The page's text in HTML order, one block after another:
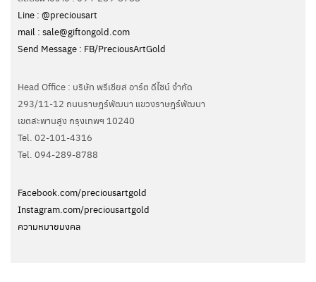
Line : @preciousart
mail : sale@giftongold.com
Send Message : FB/PreciousArtGold
Head Office : บริษัท พรีเชียส อาร์ต ดีไซน์ จำกัด
293/11-12 ถนนราษฎร์พัฒนา แขวงราษฎร์พัฒนา
เขตสะพานสูง กรุงเทพฯ 10240
Tel. 02-101-4316
Tel. ‭094-289-8788‬
Facebook.com/preciousartgold
Instagram.com/preciousartgold
ความหมายมงคล